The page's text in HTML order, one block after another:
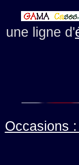
une ligne d'
Occasions